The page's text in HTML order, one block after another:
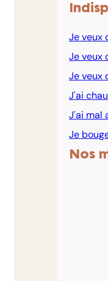
Je veux
Je veux
Je veux
J'ai
J'ai mal
Je
Nos